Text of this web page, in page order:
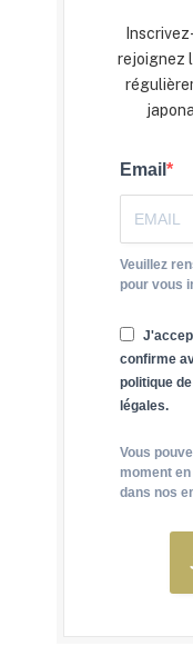
rejoignez
Email
Veuillez
pour vous
confirme
politique
légales.
Vous
moment
dans nos